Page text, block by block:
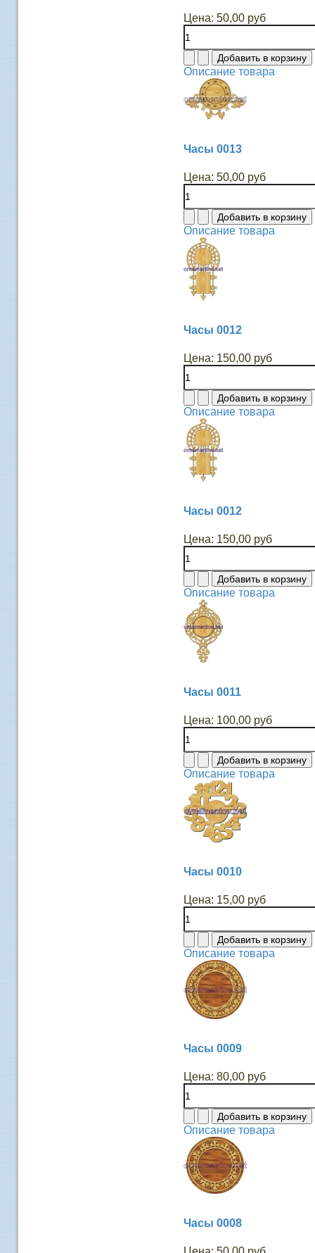
Цена: 50,00 руб
Описание товара
Часы 0013
Цена: 50,00 руб
Описание товара
Часы 0012
Цена: 150,00 руб
Описание товара
Часы 0012
Цена: 150,00 руб
Описание товара
Часы 0011
Цена: 100,00 руб
Описание товара
Часы 0010
Цена: 15,00 руб
Описание товара
Часы 0009
Цена: 80,00 руб
Описание товара
Часы 0008